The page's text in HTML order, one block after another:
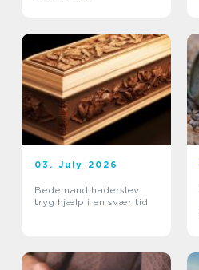
03. July 2026
Bedemand haderslev
tryg hjælp i en svær tid